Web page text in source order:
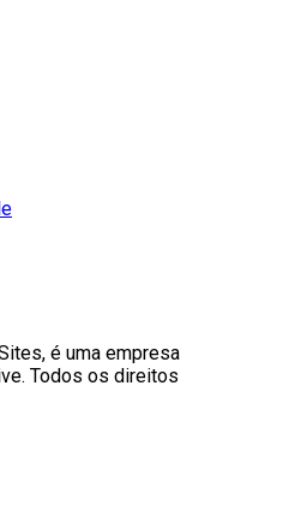
é uma empresa
Todos os direitos